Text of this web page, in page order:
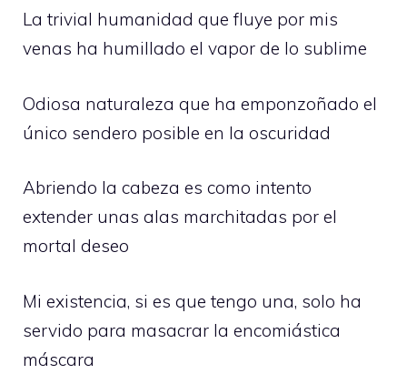
La trivial humanidad que fluye por mis
venas ha humillado el vapor de lo sublime
Odiosa naturaleza que ha emponzoñado el
único sendero posible en la oscuridad
Abriendo la cabeza es como intento
extender unas alas marchitadas por el
mortal deseo
Mi existencia, si es que tengo una, solo ha
servido para masacrar la encomiástica
máscara